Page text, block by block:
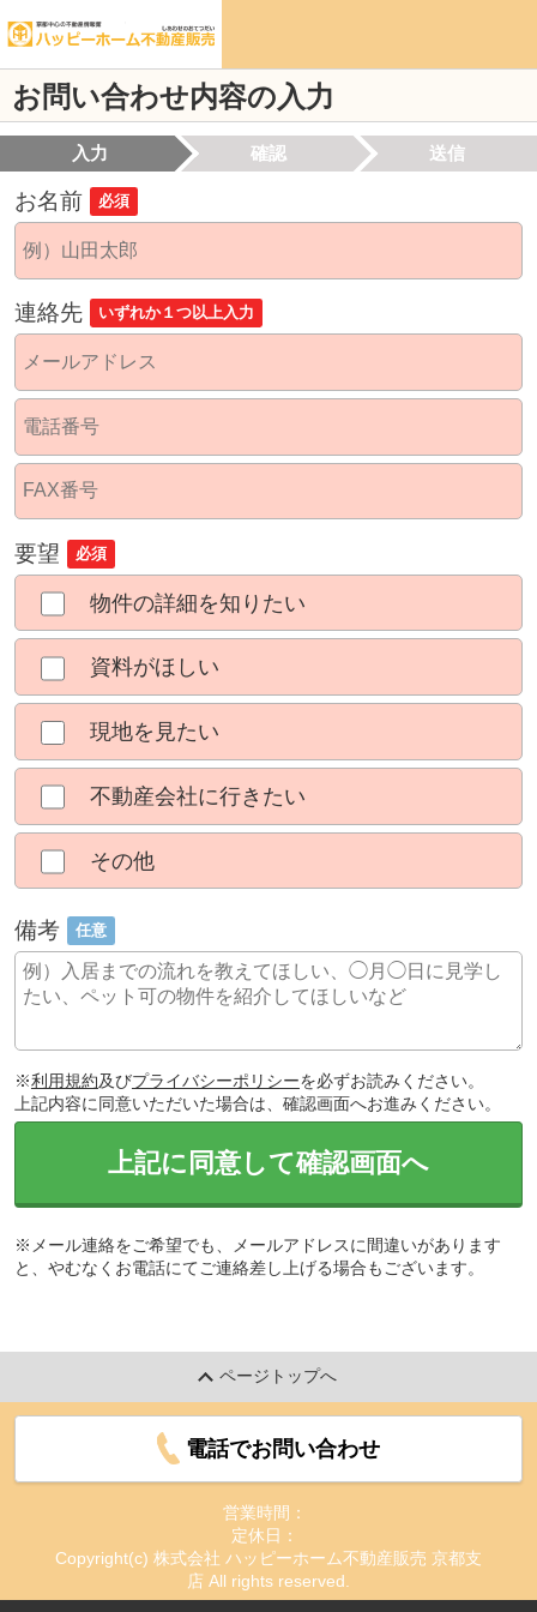
お問い合わせ内容の入力
入力 確認 送信
お名前 必須
連絡先 いずれか１つ以上入力
要望 必須
物件の詳細を知りたい
資料がほしい
現地を見たい
不動産会社に行きたい
その他
備考 任意
※利用規約及びプライバシーポリシーを必ずお読みください。
上記内容に同意いただいた場合は、確認画面へお進みください。
上記に同意して確認画面へ
※メール連絡をご希望でも、メールアドレスに間違いがあります
と、やむなくお電話にてご連絡差し上げる場合もございます。
ページトップへ
電話でお問い合わせ
営業時間：
定休日：
Copyright(c) 株式会社 ハッピーホーム不動産販売 京都支
店 All rights reserved.